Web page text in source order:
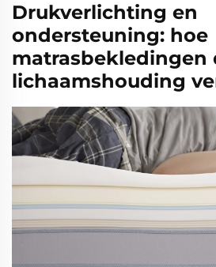
Drukverlichting en
ondersteuning: hoe
matrasbekledingen
lichaamshouding